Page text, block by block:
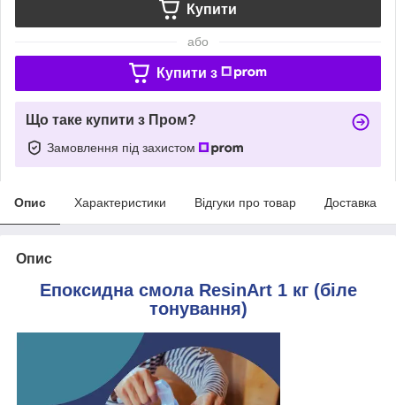
Купити
або
Купити з
Що таке купити з Пром?
Замовлення під захистом
Опис Характеристики Відгуки про товар Доставка
Опис
Епоксидна смола ResinArt 1 кг (біле
тонування)